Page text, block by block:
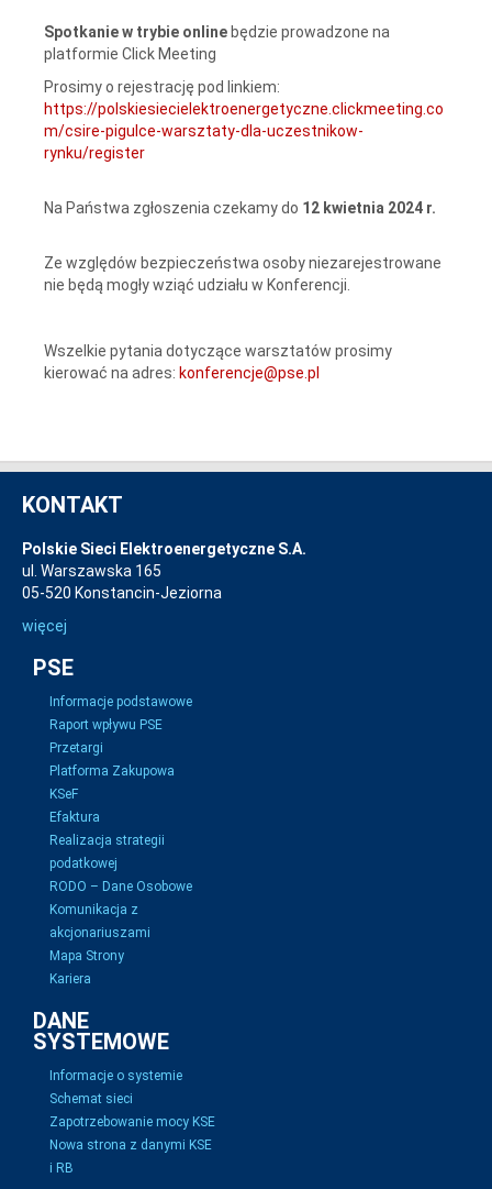
Spotkanie w trybie online będzie prowadzone na
platformie Click Meeting
Prosimy o rejestrację pod linkiem:
https://polskiesiecielektroenergetyczne.clickmeeting.co
m/csire-pigulce-warsztaty-dla-uczestnikow-
rynku/register
Na Państwa zgłoszenia czekamy do 12 kwietnia 2024 r.
Ze względów bezpieczeństwa osoby niezarejestrowane
nie będą mogły wziąć udziału w Konferencji.
Wszelkie pytania dotyczące warsztatów prosimy
kierować na adres: konferencje@pse.pl
KONTAKT
Polskie Sieci Elektroenergetyczne S.A.
ul. Warszawska 165
05-520 Konstancin-Jeziorna
więcej
PSE
Informacje podstawowe
Raport wpływu PSE
Przetargi
Platforma Zakupowa
KSeF
Efaktura
Realizacja strategii
podatkowej
RODO – Dane Osobowe
Komunikacja z
akcjonariuszami
Mapa Strony
Kariera
DANE
SYSTEMOWE
Informacje o systemie
Schemat sieci
Zapotrzebowanie mocy KSE
Nowa strona z danymi KSE
i RB